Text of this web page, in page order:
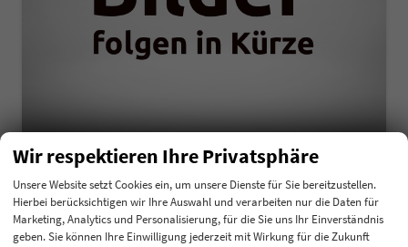
Nissan Qashqai
1.3 Mild Hybrid 48V 140 N-Connecta
unverbindliche Lieferzeit:4 Monate Neuwagen
Fahrzeugnummer 202925 Getriebe Schalt. 6-Gang
Wir respektieren Ihre Privatsphäre
Unsere Website setzt Cookies ein, um unsere Dienste für Sie bereitzustellen.
Hierbei berücksichtigen wir Ihre Auswahl und verarbeiten nur die Daten für
Marketing, Analytics und Personalisierung, für die Sie uns Ihr Einverständnis
geben. Sie können Ihre Einwilligung jederzeit mit Wirkung für die Zukunft